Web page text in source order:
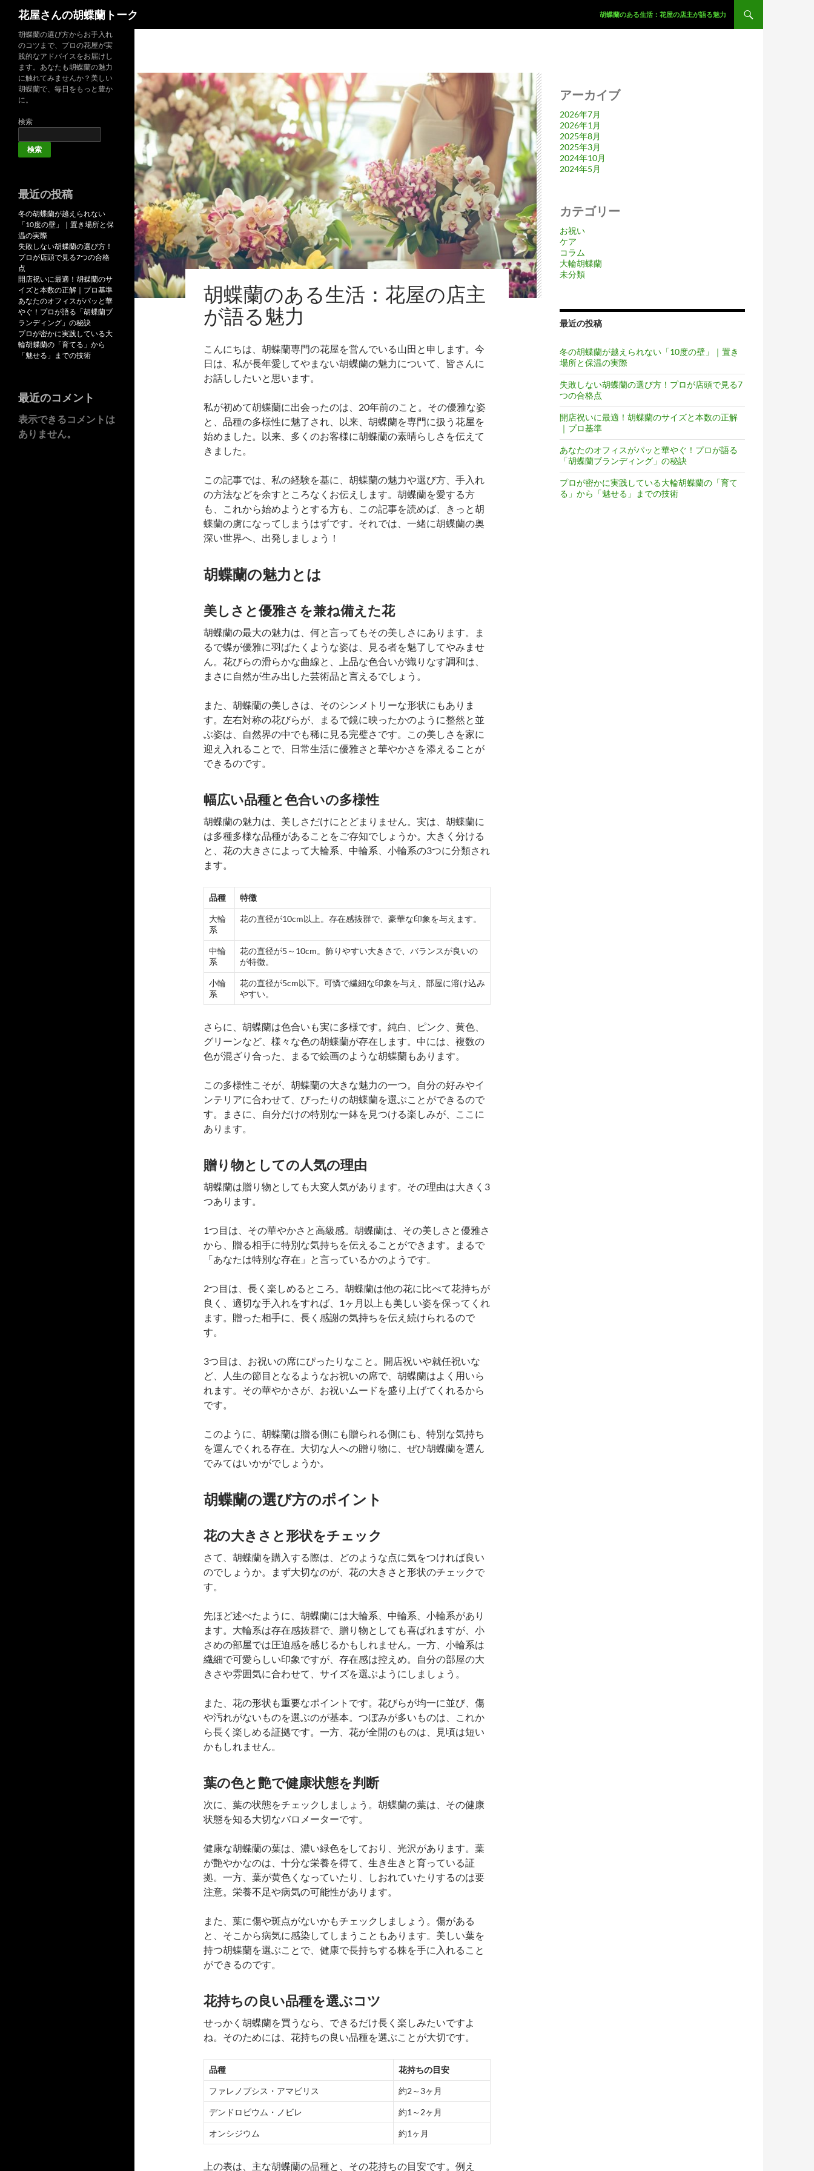
花屋さんの胡蝶蘭トーク
胡蝶蘭のある生活：花屋の店主が語る魅力
胡蝶蘭のある生活：花屋の店主
が語る魅力
こんにちは、胡蝶蘭専門の花屋を営んでいる山田と申します。今
日は、私が長年愛してやまない胡蝶蘭の魅力について、皆さんに
お話ししたいと思います。
私が初めて胡蝶蘭に出会ったのは、20年前のこと。その優雅な姿
と、品種の多様性に魅了され、以来、胡蝶蘭を専門に扱う花屋を
始めました。以来、多くのお客様に胡蝶蘭の素晴らしさを伝えて
きました。
この記事では、私の経験を基に、胡蝶蘭の魅力や選び方、手入れ
の方法などを余すところなくお伝えします。胡蝶蘭を愛する方
も、これから始めようとする方も、この記事を読めば、きっと胡
蝶蘭の虜になってしまうはずです。それでは、一緒に胡蝶蘭の奥
深い世界へ、出発しましょう！
胡蝶蘭の魅力とは
美しさと優雅さを兼ね備えた花
胡蝶蘭の最大の魅力は、何と言ってもその美しさにあります。ま
るで蝶が優雅に羽ばたくような姿は、見る者を魅了してやみませ
ん。花びらの滑らかな曲線と、上品な色合いが織りなす調和は、
まさに自然が生み出した芸術品と言えるでしょう。
また、胡蝶蘭の美しさは、そのシンメトリーな形状にもありま
す。左右対称の花びらが、まるで鏡に映ったかのように整然と並
ぶ姿は、自然界の中でも稀に見る完璧さです。この美しさを家に
迎え入れることで、日常生活に優雅さと華やかさを添えることが
できるのです。
幅広い品種と色合いの多様性
胡蝶蘭の魅力は、美しさだけにとどまりません。実は、胡蝶蘭に
は多種多様な品種があることをご存知でしょうか。大きく分ける
と、花の大きさによって大輪系、中輪系、小輪系の3つに分類され
ます。
品種 特徴
大輪
系
花の直径が10cm以上。存在感抜群で、豪華な印象を与えます。
中輪
系
花の直径が5～10cm。飾りやすい大きさで、バランスが良いの
が特徴。
小輪
系
花の直径が5cm以下。可憐で繊細な印象を与え、部屋に溶け込み
やすい。
さらに、胡蝶蘭は色合いも実に多様です。純白、ピンク、黄色、
グリーンなど、様々な色の胡蝶蘭が存在します。中には、複数の
色が混ざり合った、まるで絵画のような胡蝶蘭もあります。
この多様性こそが、胡蝶蘭の大きな魅力の一つ。自分の好みやイ
ンテリアに合わせて、ぴったりの胡蝶蘭を選ぶことができるので
す。まさに、自分だけの特別な一鉢を見つける楽しみが、ここに
あります。
贈り物としての人気の理由
胡蝶蘭は贈り物としても大変人気があります。その理由は大きく3
つあります。
1つ目は、その華やかさと高級感。胡蝶蘭は、その美しさと優雅さ
から、贈る相手に特別な気持ちを伝えることができます。まるで
「あなたは特別な存在」と言っているかのようです。
2つ目は、長く楽しめるところ。胡蝶蘭は他の花に比べて花持ちが
良く、適切な手入れをすれば、1ヶ月以上も美しい姿を保ってくれ
ます。贈った相手に、長く感謝の気持ちを伝え続けられるので
す。
3つ目は、お祝いの席にぴったりなこと。開店祝いや就任祝いな
ど、人生の節目となるようなお祝いの席で、胡蝶蘭はよく用いら
れます。その華やかさが、お祝いムードを盛り上げてくれるから
です。
このように、胡蝶蘭は贈る側にも贈られる側にも、特別な気持ち
を運んでくれる存在。大切な人への贈り物に、ぜひ胡蝶蘭を選ん
でみてはいかがでしょうか。
胡蝶蘭の選び方のポイント
花の大きさと形状をチェック
さて、胡蝶蘭を購入する際は、どのような点に気をつければ良い
のでしょうか。まず大切なのが、花の大きさと形状のチェックで
す。
先ほど述べたように、胡蝶蘭には大輪系、中輪系、小輪系があり
ます。大輪系は存在感抜群で、贈り物としても喜ばれますが、小
さめの部屋では圧迫感を感じるかもしれません。一方、小輪系は
繊細で可愛らしい印象ですが、存在感は控えめ。自分の部屋の大
きさや雰囲気に合わせて、サイズを選ぶようにしましょう。
また、花の形状も重要なポイントです。花びらが均一に並び、傷
や汚れがないものを選ぶのが基本。つぼみが多いものは、これか
ら長く楽しめる証拠です。一方、花が全開のものは、見頃は短い
かもしれません。
葉の色と艶で健康状態を判断
次に、葉の状態をチェックしましょう。胡蝶蘭の葉は、その健康
状態を知る大切なバロメーターです。
健康な胡蝶蘭の葉は、濃い緑色をしており、光沢があります。葉
が艶やかなのは、十分な栄養を得て、生き生きと育っている証
拠。一方、葉が黄色くなっていたり、しおれていたりするのは要
注意。栄養不足や病気の可能性があります。
また、葉に傷や斑点がないかもチェックしましょう。傷がある
と、そこから病気に感染してしまうこともあります。美しい葉を
持つ胡蝶蘭を選ぶことで、健康で長持ちする株を手に入れること
ができるのです。
花持ちの良い品種を選ぶコツ
せっかく胡蝶蘭を買うなら、できるだけ長く楽しみたいですよ
ね。そのためには、花持ちの良い品種を選ぶことが大切です。
品種 花持ちの目安
ファレノプシス・アマビリス 約2～3ヶ月
デンドロビウム・ノビレ 約1～2ヶ月
オンシジウム 約1ヶ月
上の表は、主な胡蝶蘭の品種と、その花持ちの目安です。例え
アーカイブ
2026年7月
2026年1月
2025年8月
2025年3月
2024年10月
2024年5月
カテゴリー
お祝い
ケア
コラム
大輪胡蝶蘭
未分類
最近の投稿
冬の胡蝶蘭が越えられない「10度の壁」｜置き
場所と保温の実際
失敗しない胡蝶蘭の選び方！プロが店頭で見る7
つの合格点
開店祝いに最適！胡蝶蘭のサイズと本数の正解
｜プロ基準
あなたのオフィスがパッと華やぐ！プロが語る
「胡蝶蘭ブランディング」の秘訣
プロが密かに実践している大輪胡蝶蘭の「育て
る」から「魅せる」までの技術
胡蝶蘭の選び方からお手入れ
のコツまで、プロの花屋が実
践的なアドバイスをお届けし
ます。あなたも胡蝶蘭の魅力
に触れてみませんか？美しい
胡蝶蘭で、毎日をもっと豊か
に。
検索
検索
最近の投稿
冬の胡蝶蘭が越えられない
「10度の壁」｜置き場所と保
温の実際
失敗しない胡蝶蘭の選び方！
プロが店頭で見る7つの合格
点
開店祝いに最適！胡蝶蘭のサ
イズと本数の正解｜プロ基準
あなたのオフィスがパッと華
やぐ！プロが語る「胡蝶蘭ブ
ランディング」の秘訣
プロが密かに実践している大
輪胡蝶蘭の「育てる」から
「魅せる」までの技術
最近のコメント
表示できるコメントは
ありません。